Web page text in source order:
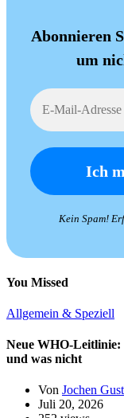
Abonnieren
um
Kein Spam!
You Missed
Allgemein & Speziell
Neue WHO-Leitlinie:
und was nicht
Von Jochen Gust
Juli 20, 2026